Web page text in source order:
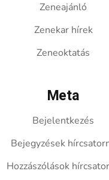
Zeneajánló
Zenekar hírek
Zeneoktatás
Meta
Bejelentkezés
Bejegyzések
Hozzászólások